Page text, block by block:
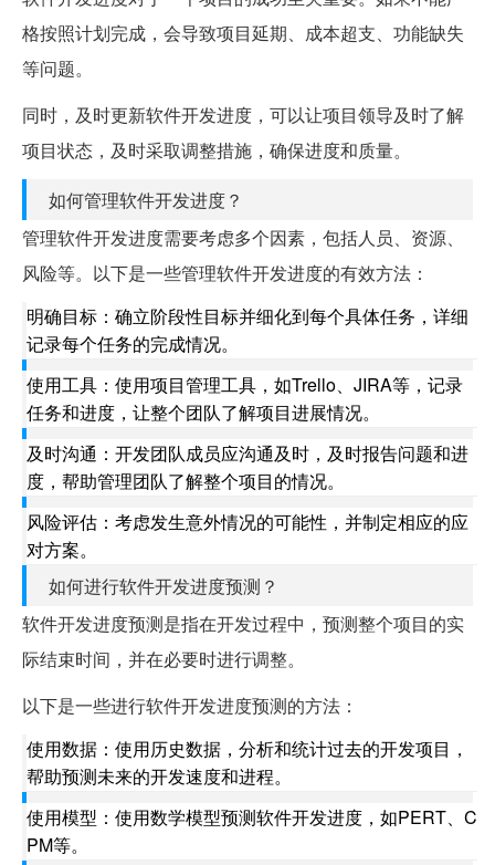
格按照计划完成，会导致项目延期、成本超支、功能缺失
等问题。
同时，及时更新软件开发进度，可以让项目领导及时了解
项目状态，及时采取调整措施，确保进度和质量。
如何管理软件开发进度？
管理软件开发进度需要考虑多个因素，包括人员、资源、
风险等。以下是一些管理软件开发进度的有效方法：
明确目标：确立阶段性目标并细化到每个具体任务，详细
记录每个任务的完成情况。
使用工具：使用项目管理工具，如Trello、JIRA等，记录
任务和进度，让整个团队了解项目进展情况。
及时沟通：开发团队成员应沟通及时，及时报告问题和进
度，帮助管理团队了解整个项目的情况。
风险评估：考虑发生意外情况的可能性，并制定相应的应
对方案。
如何进行软件开发进度预测？
软件开发进度预测是指在开发过程中，预测整个项目的实
际结束时间，并在必要时进行调整。
以下是一些进行软件开发进度预测的方法：
使用数据：使用历史数据，分析和统计过去的开发项目，
帮助预测未来的开发速度和进程。
使用模型：使用数学模型预测软件开发进度，如PERT、C
PM等。